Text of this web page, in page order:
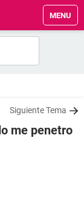
MENU
Siguiente Tema
me penetro